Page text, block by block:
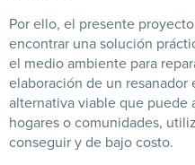
Por ello, el presente
encontrar una solución
el medio ambiente para
elaboración de un
alternativa viable que puede
hogares o comunidades,
conseguir y de bajo costo.